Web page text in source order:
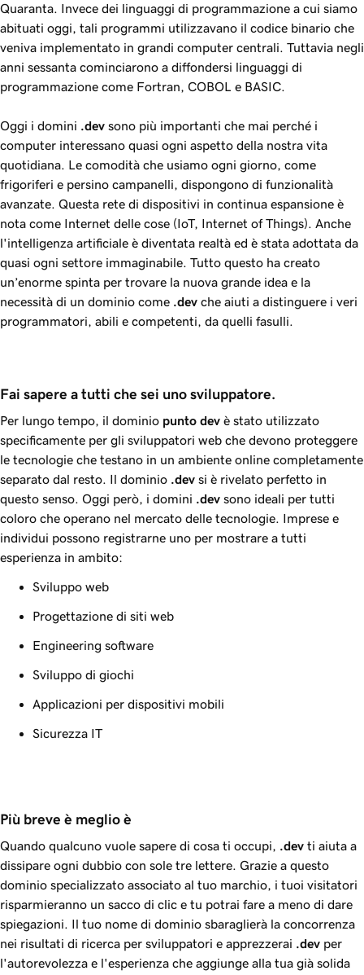
Quaranta. Invece dei linguaggi di programmazione a cui siamo
abituati oggi, tali programmi utilizzavano il codice binario che
veniva implementato in grandi computer centrali. Tuttavia negli
anni sessanta cominciarono a diffondersi linguaggi di
programmazione come Fortran, COBOL e BASIC.
Oggi i domini .dev sono più importanti che mai perché i
computer interessano quasi ogni aspetto della nostra vita
quotidiana. Le comodità che usiamo ogni giorno, come
frigoriferi e persino campanelli, dispongono di funzionalità
avanzate. Questa rete di dispositivi in continua espansione è
nota come Internet delle cose (IoT, Internet of Things). Anche
l'intelligenza artificiale è diventata realtà ed è stata adottata da
quasi ogni settore immaginabile. Tutto questo ha creato
un’enorme spinta per trovare la nuova grande idea e la
necessità di un dominio come .dev che aiuti a distinguere i veri
programmatori, abili e competenti, da quelli fasulli.
Fai sapere a tutti che sei uno sviluppatore.
Per lungo tempo, il dominio punto dev è stato utilizzato
specificamente per gli sviluppatori web che devono proteggere
le tecnologie che testano in un ambiente online completamente
separato dal resto. Il dominio .dev si è rivelato perfetto in
questo senso. Oggi però, i domini .dev sono ideali per tutti
coloro che operano nel mercato delle tecnologie. Imprese e
individui possono registrarne uno per mostrare a tutti
esperienza in ambito:
Sviluppo web
Progettazione di siti web
Engineering software
Sviluppo di giochi
Applicazioni per dispositivi mobili
Sicurezza IT
Più breve è meglio è
Quando qualcuno vuole sapere di cosa ti occupi, .dev ti aiuta a
dissipare ogni dubbio con sole tre lettere. Grazie a questo
dominio specializzato associato al tuo marchio, i tuoi visitatori
risparmieranno un sacco di clic e tu potrai fare a meno di dare
spiegazioni. Il tuo nome di dominio sbaraglierà la concorrenza
nei risultati di ricerca per sviluppatori e apprezzerai .dev per
l'autorevolezza e l'esperienza che aggiunge alla tua già solida